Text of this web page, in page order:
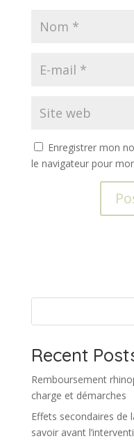
Enregistrer mon
le navigateur pour
i
e
:
Recent
Remboursement
charge et démarches
Effets secondaires de
savoir avant